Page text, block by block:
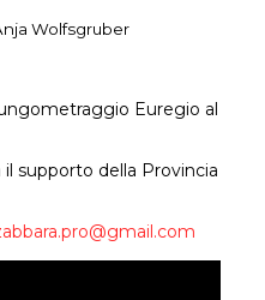
Wolfsgruber
Euregio al
il supporto della Provincia